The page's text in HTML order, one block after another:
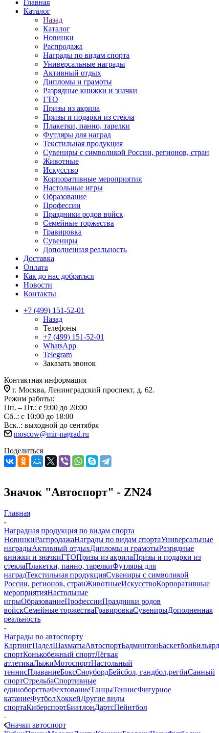
Главная
Каталог
Назад
Каталог
Новинки
Распродажа
Награды по видам спорта
Универсальные награды
Активный отдых
Дипломы и грамоты
Разрядные книжки и значки
ГТО
Призы из акрила
Призы и подарки из стекла
Плакетки, панно, тарелки
Футляры для наград
Текстильная продукция
Сувениры с символикой России, регионов, стран
Животные
Искусство
Корпоративные мероприятия
Настольные игры
Образование
Профессии
Праздники родов войск
Семейные торжества
Гравировка
Сувениры
Дополненная реальность
Доставка
Оплата
Как до нас добраться
Новости
Контакты
+7 (499) 151-52-01
Назад
Телефоны
+7 (499) 151-52-01
WhatsApp
Telegram
Заказать звонок
Контактная информация
г. Москва, Ленинградский проспект, д. 62.
Режим работы:
Пн. – Пт.: с 9:00 до 20:00
Сб..: с 10:00 до 18:00
Вск..: выходной до сентября
moscow@mir-nagrad.ru
Поделиться
Значок "Автоспорт" - ZN24
Главная
-
Наградная продукция по видам спорта
НовинкиРаспродажаНаграды по видам спортаУниверсальные
наградыАктивный отдыхДипломы и грамотыРазрядные
книжки и значкиГТОПризы из акрилаПризы и подарки из
стеклаПлакетки, панно, тарелкиФутляры для
наградТекстильная продукцияСувениры с символикой
России, регионов, странЖивотныеИскусствоКорпоративные
мероприятияНастольные
игрыОбразованиеПрофессииПраздники родов
войскСемейные торжестваГравировкаСувенирыДополненная
реальность
-
Награды по автоспорту
КартингПаделШахматыАвтоспортБадминтонБаскетболБильярд
спортКонькобежный спортЛёгкая
атлетикаЛыжиМотоспортНастольный
теннисПлаваниеБоксСноубордБейсбол, гандбол,регбиСанный
спортСтрельбаСпортивные
единоборстваФехтованиеТанцыТеннисФигурное
катаниеФутболХоккейДругие виды
спортаКиберспортБиатлонДартсПейнтбол
-
Значки автоспорт